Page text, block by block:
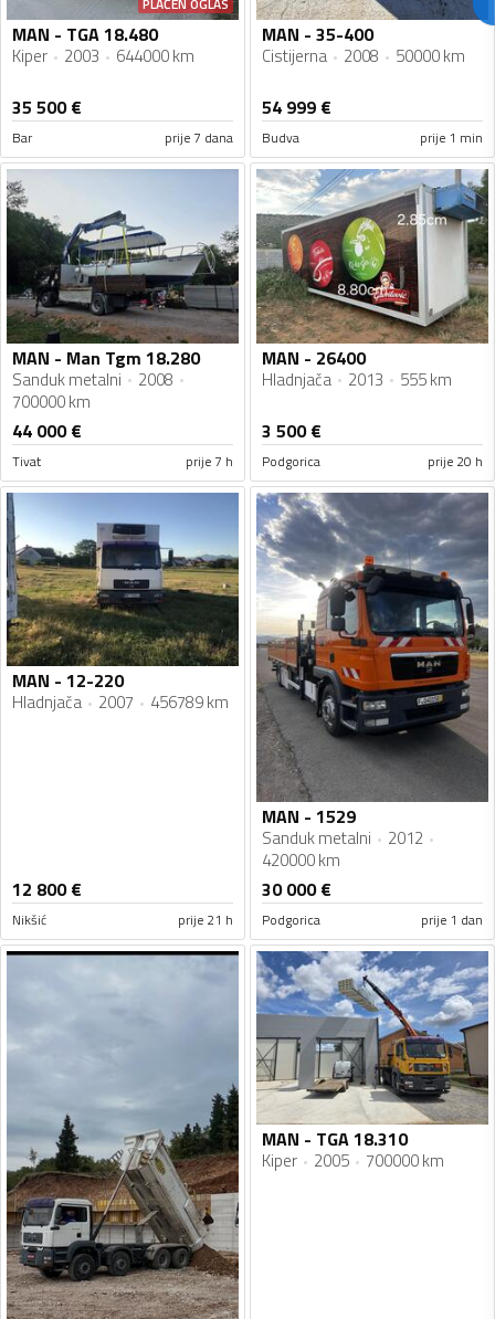
MAN - TGA 18.480
Kiper 2003 644000 km
35 500€
Bar prije 7 dana
MAN - 35-400
Cistijerna 2008 50000 km
54 999 €
Budva prije 1 min
MAN - Man Tgm 18.280
Sanduk metalni
2008
700000 km
44 000€
Tivat prije 7 h
MAN - 26400
Hladnjača 2013 555 km
3 500€
Podgorica prije 20 h
MAN - 12-220
Hladnjača 2007 456789 km
12 800€
Nikšić prije 21 h
MAN - 1529
Sanduk metalni
2012
420000 km
30 000€
Podgorica prije 1 dan
MAN - TGA 18.310
Kiper 2005 700000 km